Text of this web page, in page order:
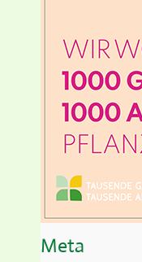
Meta